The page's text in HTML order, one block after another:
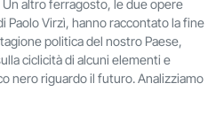
altro ferragosto, le due opere
Paolo Virzì, hanno raccontato la fine
politica del nostro Paese,
ciclicità di alcuni elementi e
nero riguardo il futuro. Analizziamo